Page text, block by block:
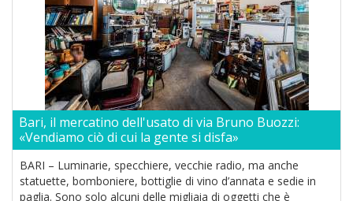
Bari, il mercatino dell'usato di via Bruno Buozzi:
«Vendiamo ciò di cui la gente si disfa»
BARI – Luminarie, specchiere, vecchie radio, ma anche
statuette, bomboniere, bottiglie di vino d’annata e sedie in
paglia. Sono solo alcuni delle migliaia di oggetti che è